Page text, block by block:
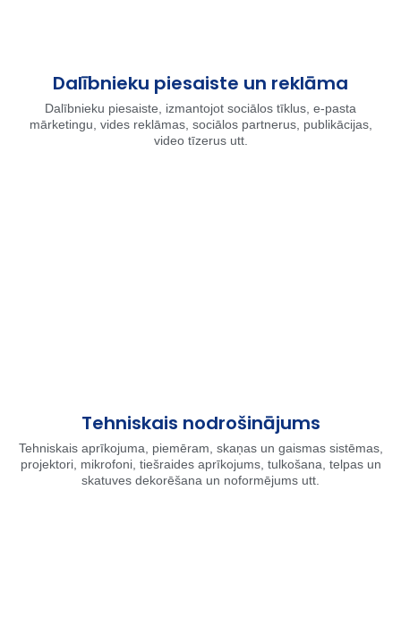
Dalībnieku piesaiste un reklāma
Dalībnieku piesaiste, izmantojot sociālos tīklus, e-pasta
mārketingu, vides reklāmas, sociālos partnerus, publikācijas,
video tīzerus utt.
Tehniskais nodrošinājums
Tehniskais aprīkojuma, piemēram, skaņas un gaismas sistēmas,
projektori, mikrofoni, tiešraides aprīkojums, tulkošana, telpas un
skatuves dekorēšana un noformējums utt.